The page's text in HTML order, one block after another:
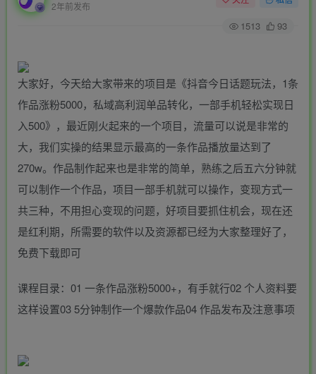
2年前发布
1513 93
大家好，今天给大家带来的项目是《抖音今日话题玩法，1条
作品涨粉5000，私域高利润单品转化，一部手机轻松实现日
入500》，最近刚火起来的一个项目，流量可以说是非常的
大，我们实操的结果显示最高的一条作品播放量达到了
270w。作品制作起来也是非常的简单，熟练之后五六分钟就
可以制作一个作品，项目一部手机就可以操作，变现方式一
共三种，不用担心变现的问题，好项目要抓住机会，现在还
是红利期，所需要的软件以及资源都已经为大家整理好了，
免费下载即可
课程目录：01 一条作品涨粉5000+，有手就行02 个人资料要
这样设置03 5分钟制作一个爆款作品04 作品发布及注意事项